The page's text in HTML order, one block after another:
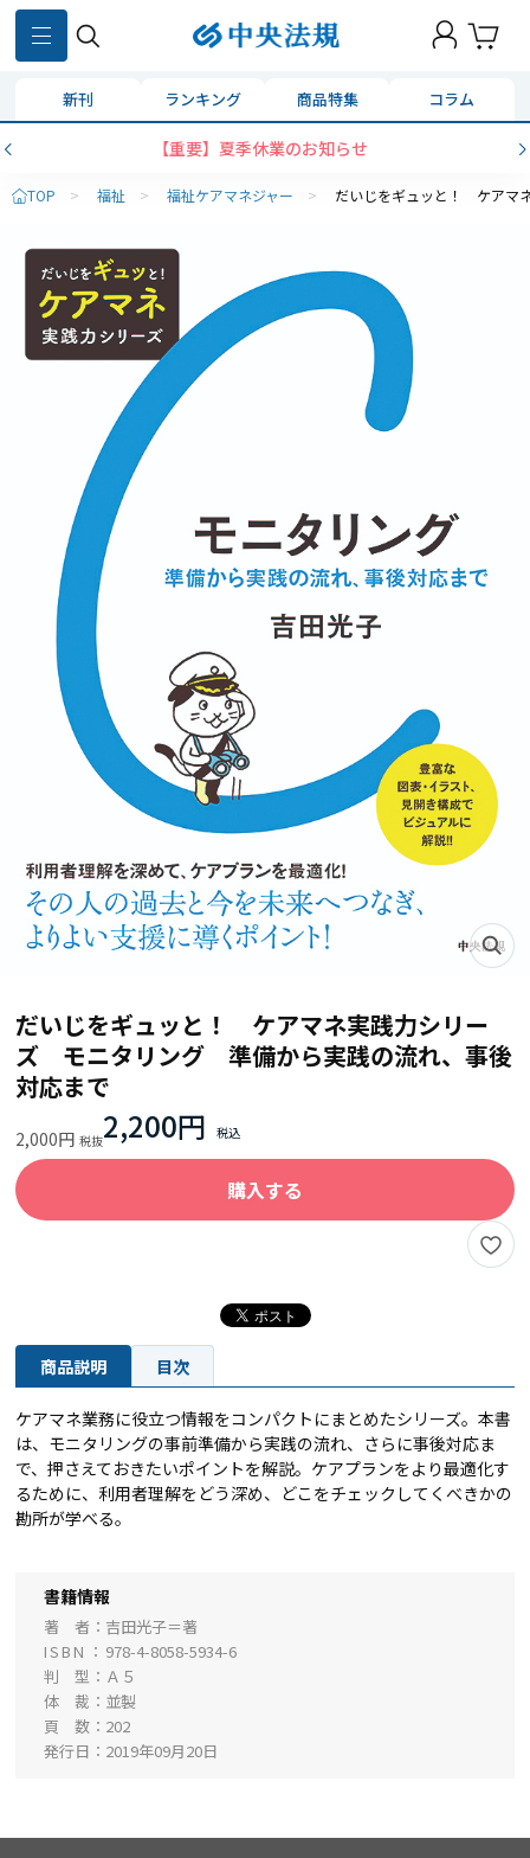
新刊 ランキング 商品特集 コラム
【重要】夏季休業のお知らせ
TOP > 福祉 > 福祉ケアマネジャー > だいじをギュッと！ ケアマ
だいじをギュッと！ ケアマネ実践力シリー
ズ モニタリング 準備から実践の流れ、事後
対応まで
2,000円 2,200円
購入する
商品説明 目次
ケアマネ業務に役立つ情報をコンパクトにまとめたシリーズ。本書
は、モニタリングの事前準備から実践の流れ、さらに事後対応ま
で、押さえておきたいポイントを解説。ケアプランをより最適化す
るために、利用者理解をどう深め、どこをチェックしてくべきかの
勘所が学べる。
書籍情報
著 者
吉田光子＝著
ISBN
978-4-8058-5934-6
判 型
Ａ５
体 裁
並製
頁 数
202
発行日
2019年09月20日